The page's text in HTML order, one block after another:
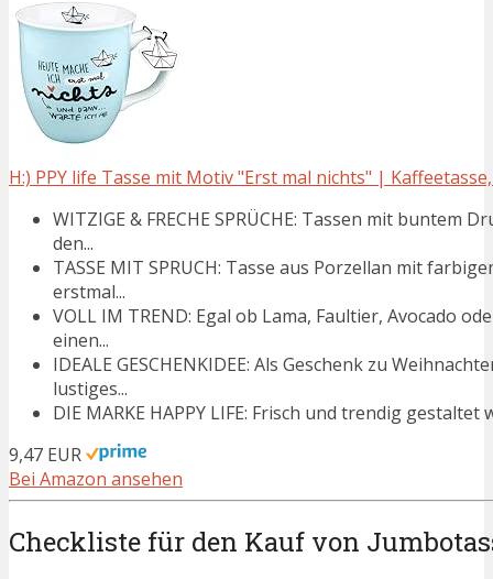
H:) PPY life Tasse mit Motiv "Erst mal nichts" |
WITZIGE & FRECHE SPRÜCHE: Tassen mit
den...
TASSE MIT SPRUCH: Tasse aus Porzellan mit
erstmal...
VOLL IM TREND: Egal ob Lama, Faultier, Avocado
einen...
IDEALE GESCHENKIDEE: Als Geschenk zu
lustiges...
DIE MARKE HAPPY LIFE: Frisch und trendig
9,47 EUR
Bei Amazon ansehen
Checkliste für den Kauf von